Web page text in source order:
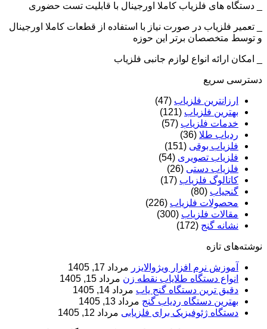
_ دستگاه های فلزیاب کاملا اورجینال با قابلیت تست حضوری
_ تعمیر فلزیاب در صورت نیاز با استفاده از قطعات کاملا اورجینال
و توسط متخصصان برتر این حوزه
_ امکان ارائه انواع لوازم جانبی فلزیاب
دسترسی سریع
ارزانترین فلزیاب (47)
بهترین فلزیاب (121)
خدمات فلزیاب (57)
ردیاب طلا (36)
فلزیاب بوقی (151)
فلزیاب تصویری (54)
فلزیاب دستی (26)
کاتالوگ فلزیاب (17)
گنجیاب (80)
محصولات فلزیاب (226)
مقالات فلزیاب (300)
نشانه گنج (172)
نوشته‌های تازه
آموزش نرم‌ افزار ویژوالایزر مرداد 17, 1405
انواع دستگاه طلایاب نقطه زن مرداد 15, 1405
دقیق ترین دستگاه گنج یاب مرداد 14, 1405
بهترین دستگاه ردیاب گنج مرداد 13, 1405
دستگاه ژئوفیزیک برای فلزیابی مرداد 12, 1405